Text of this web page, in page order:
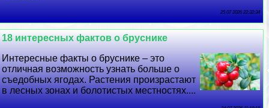
25 07 2026 22:32:34
18 интересных фактов о бруснике
Интересные факты о бруснике – это
отличная возможность узнать больше о
съедобных ягодах. Растения произрастают
в лесных зонах и болотистых местностях....